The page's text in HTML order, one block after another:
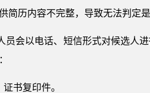
简历内容不完整，导致无法判定
员会以电话、短信形式对候选人
书复印件。